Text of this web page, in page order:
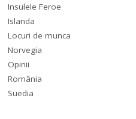
Insulele Feroe
Islanda
Locuri de munca
Norvegia
Opinii
România
Suedia